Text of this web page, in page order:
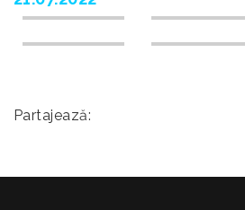
Partajează: